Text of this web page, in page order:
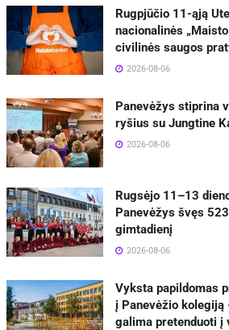
Rugpjūčio 11-ąją
nacionalinės „Maisto
civilinės saugos
2026-08-06
Panevėžys stiprina
ryšius su Jungtine
2026-08-06
Rugsėjo 11–13
Panevėžys švęs
gimtadienį
2026-08-06
Vyksta papildomas
į Panevėžio kolegiją
galima pretenduoti į